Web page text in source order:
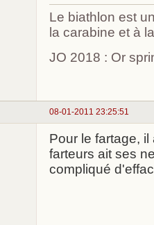
Le biathlon est
la carabine et à
JO 2018 : Or
08-01-2011 23:25:51
Pour le fartage,
farteurs ait ses
compliqué